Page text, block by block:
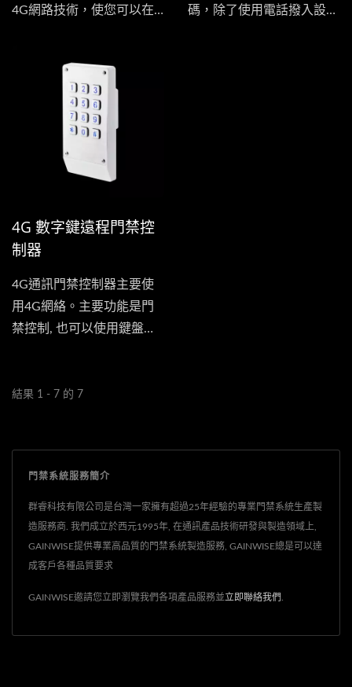
4G網路技術，使您可以在
碼，除了使用電話撥入設備
4G 數字鍵遠程門禁控
制器
4G通訊門禁控制器主要使
用4G網絡。主要功能是門
禁控制, 也可以使用鍵盤輸
以控制兩個relay。
結果 1 - 7 的 7
門禁系統服務簡介
群睿科技有限公司是台灣一家擁有超過25年經驗的專業門禁系統生產製
造服務商. 我們成立於西元1995年, 在通訊產品技術研發與製造領域上,
GAINWISE提供專業高品質的門禁系統製造服務, GAINWISE總是可以達
成客戶各種品質要求
GAINWISE邀請您立即瀏覽我們各項產品服務並立即聯絡我們